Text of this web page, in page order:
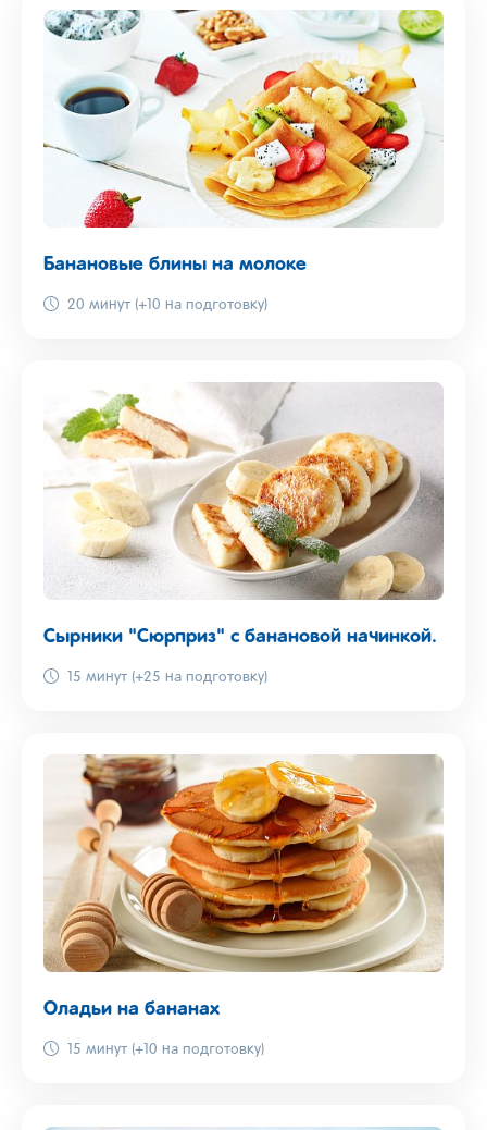
Банановые блины на молоке
20 минут (+10 на подготовку)
Сырники "Сюрприз" с банановой начинкой.
15 минут (+25 на подготовку)
Оладьи на бананах
15 минут (+10 на подготовку)